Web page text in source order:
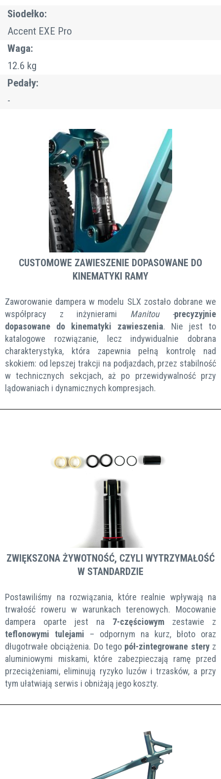
Siodełko:
Accent EXE Pro
Waga:
12.6 kg
Pedały:
-
CUSTOMOWE ZAWIESZENIE DOPASOWANE DO
KINEMATYKI RAMY
Zaworowanie dampera w modelu SLX zostało dobrane we
współpracy z inżynierami Manitou -precyzyjnie
dopasowane do kinematyki zawieszenia. Nie jest to
katalogowe rozwiązanie, lecz indywidualnie dobrana
charakterystyka, która zapewnia pełną kontrolę nad
skokiem: od lepszej trakcji na podjazdach, przez stabilność
w technicznych sekcjach, aż po przewidywalność przy
lądowaniach i dynamicznych kompresjach.
ZWIĘKSZONA ŻYWOTNOŚĆ, CZYLI WYTRZYMAŁOŚĆ
W STANDARDZIE
Postawiliśmy na rozwiązania, które realnie wpływają na
trwałość roweru w warunkach terenowych. Mocowanie
dampera oparte jest na 7-częściowym zestawie z
teflonowymi tulejami – odpornym na kurz, błoto oraz
długotrwałe obciążenia. Do tego pół-zintegrowane stery z
aluminiowymi miskami, które zabezpieczają ramę przed
przeciążeniami, eliminują ryzyko luzów i trzasków, a przy
tym ułatwiają serwis i obniżają jego koszty.